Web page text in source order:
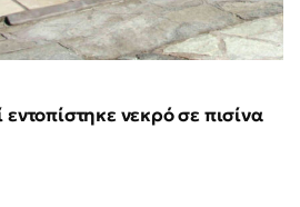
νεκρό σε πισίνα